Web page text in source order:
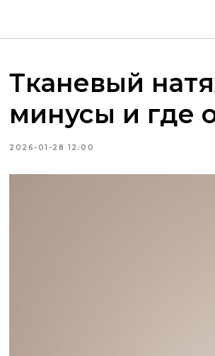
Тканевый
минусы и где
2026-01-28 12:00